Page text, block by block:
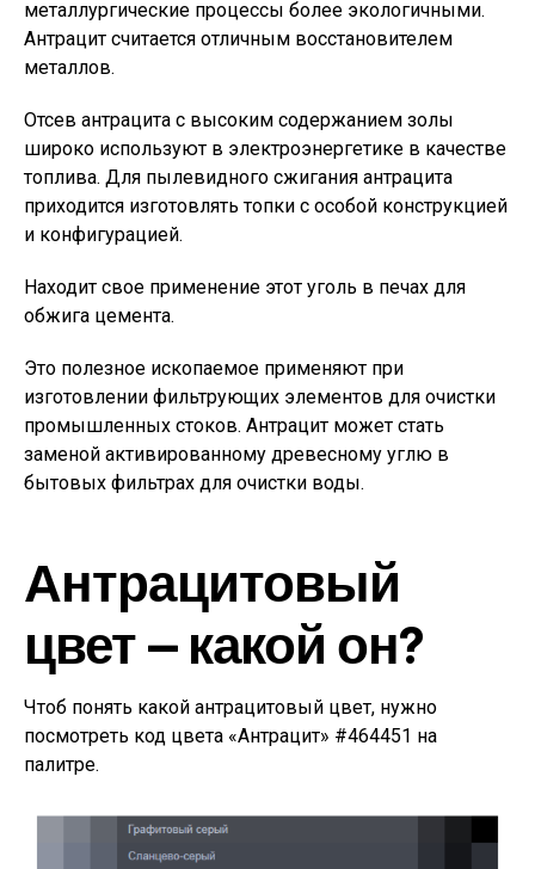
металлургические процессы более экологичными.
Антрацит считается отличным восстановителем
металлов.
Отсев антрацита с высоким содержанием золы
широко используют в электроэнергетике в качестве
топлива. Для пылевидного сжигания антрацита
приходится изготовлять топки с особой конструкцией
и конфигурацией.
Находит свое применение этот уголь в печах для
обжига цемента.
Это полезное ископаемое применяют при
изготовлении фильтрующих элементов для очистки
промышленных стоков. Антрацит может стать
заменой активированному древесному углю в
бытовых фильтрах для очистки воды.
Антрацитовый
цвет — какой он?
Чтоб понять какой антрацитовый цвет, нужно
посмотреть код цвета «Антрацит» #464451 на
палитре.